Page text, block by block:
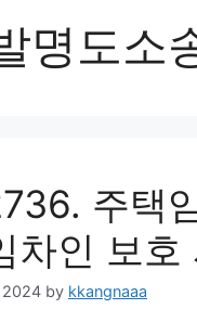
명도소
주택
차인 보호
2024 by kkangnaaa